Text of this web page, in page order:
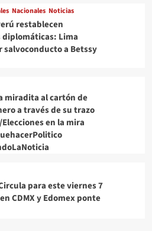
Nacionales Noticias
restablecen
diplomáticas: Lima
salvoconducto a Betssy
miradita al cartón de
a través de su trazo
en la mira
para este viernes 7
CDMX y Edomex ponte